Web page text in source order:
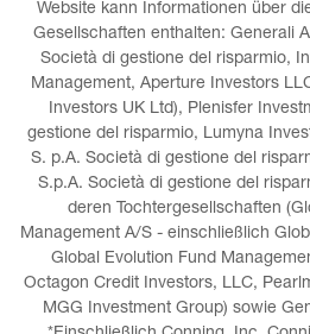
Website kann Informationen über
Gesellschaften enthalten: Generali
Società di gestione del risparmio,
Management, Aperture Investors
Investors UK Ltd), Plenisfer
gestione del risparmio, Lumyna
S. p.A. Società di gestione del
S.p.A. Società di gestione del
deren Tochtergesellschaften
Management A/S - einschließlich
Global Evolution Fund
Octagon Credit Investors, LLC,
MGG Investment Group) sowie